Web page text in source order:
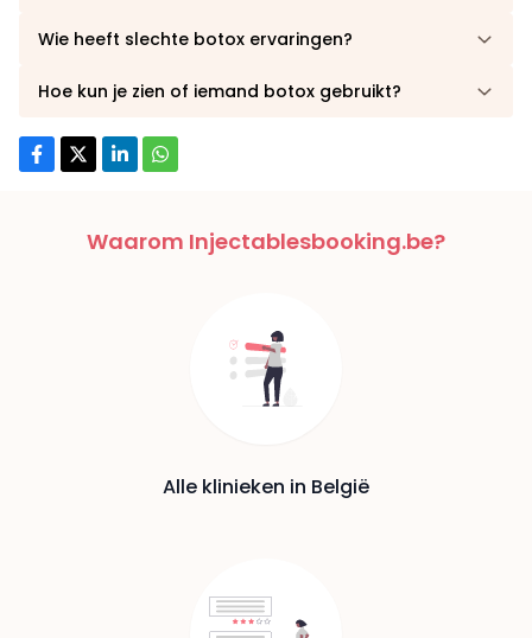
Wie heeft slechte botox ervaringen?
Hoe kun je zien of iemand botox gebruikt?
Waarom Injectablesbooking.be?
Alle klinieken in België